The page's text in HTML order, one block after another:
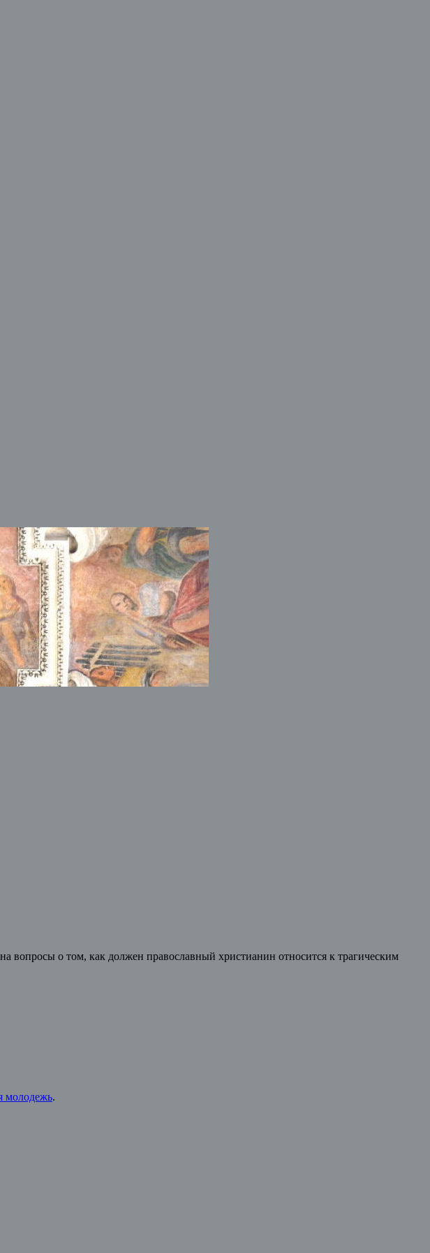
вопросы о том, как должен православный христианин относится к трагическим
молодежь.